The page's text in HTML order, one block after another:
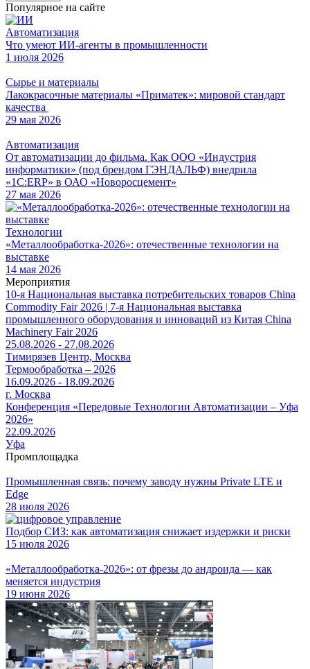
Популярное на сайте
Автоматизация
Что умеют ИИ-агенты в промышленности
1 июля 2026
Сырье и материалы
Лакокрасочные материалы «Приматек»: мировой стандарт
качества
29 мая 2026
Автоматизация
От автоматизации до фильма. Как ООО «Индустрия
информатики» (под брендом ГЭНДАЛЬФ) внедрила
«1С:ERP» в ОАО «Новоросцемент»
27 мая 2026
Технологии
«Металлообработка-2026»: отечественные технологии на
выставке
14 мая 2026
Мероприятия
10-я Национальная выставка потребительских товаров China
Commodity Fair 2026 | 7-я Национальная выставка
промышленного оборудования и инноваций из Китая China
Machinery Fair 2026
25.08.2026 - 27.08.2026
Тимирязев Центр, Москва
Термообработка – 2026
16.09.2026 - 18.09.2026
г. Москва
Конференция «Передовые Технологии Автоматизации – Уфа
2026»
22.09.2026
Уфа
Промплощадка
Промышленная связь: почему заводу нужны Private LTE и
Edge
28 июля 2026
Подбор СИЗ: как автоматизация снижает издержки и риски
15 июля 2026
«Металлообработка-2026»: от фрезы до андроида — как
меняется индустрия
19 июня 2026